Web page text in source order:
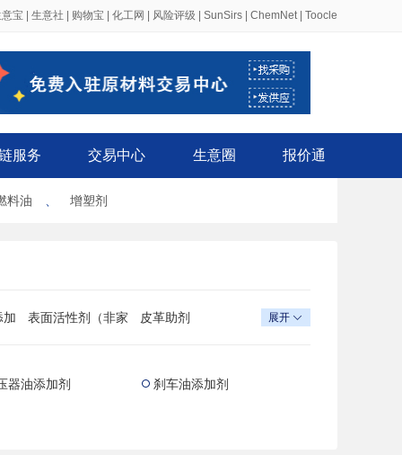
宝 生意社 购物宝 化工网 风险评级 SunSirs ChemNet| Toocle
服务 交易中心 生意圈 报价通
料油 增塑剂
加
表面活性剂（非家
皮革助剂
品
展开 
器油添加剂  刹车油添加剂